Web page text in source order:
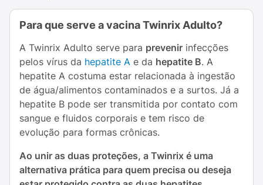
Para que serve a vacina Twinrix Adulto?
A Twinrix Adulto serve para prevenir infecções
pelos vírus da hepatite A e da hepatite B. A
hepatite A costuma estar relacionada à ingestão
de água/alimentos contaminados e a surtos. Já a
hepatite B pode ser transmitida por contato com
sangue e fluidos corporais e tem risco de
evolução para formas crônicas.
Ao unir as duas proteções, a Twinrix é uma
alternativa prática para quem precisa ou deseja